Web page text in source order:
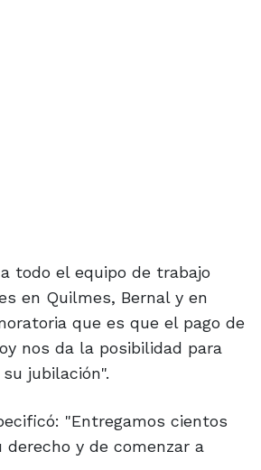
todo el equipo de trabajo
en Quilmes, Bernal y en
que es que el pago de
nos da la posibilidad para
jubilación".
"Entregamos cientos
y de comenzar a